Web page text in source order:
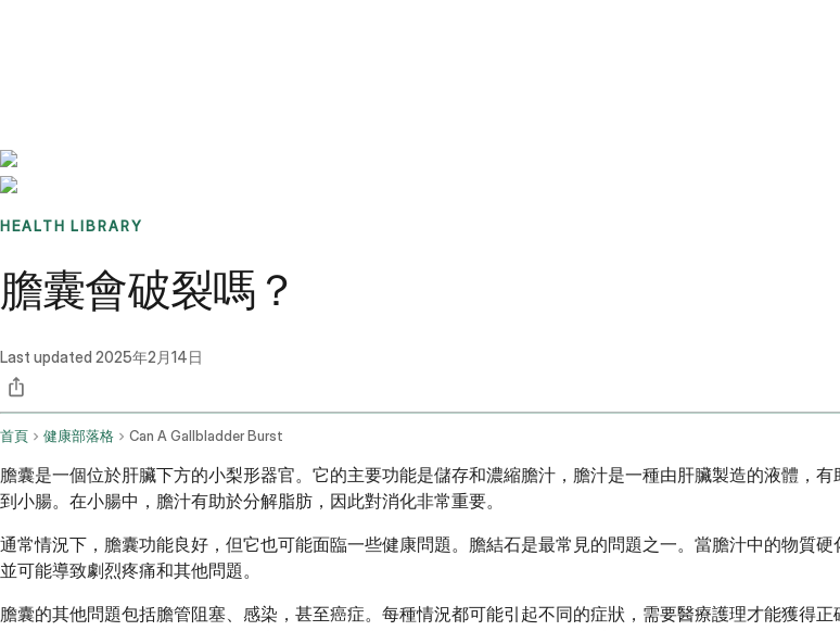
HEALTH LIBRARY
膽囊會破裂嗎？
Last updated 2025年2月14日
首頁 健康部落格 Can A Gallbladder Burst
膽囊是一個位於肝臟下方的小梨形器官。它的主要功能是儲存和濃縮膽汁，膽汁是一種由肝臟製造的液體，
到小腸。在小腸中，膽汁有助於分解脂肪，因此對消化非常重要。
通常情況下，膽囊功能良好，但它也可能面臨一些健康問題。膽結石是最常見的問題之一。當膽汁中的物質
並可能導致劇烈疼痛和其他問題。
膽囊的其他問題包括膽管阻塞、感染，甚至癌症。每種情況都可能引起不同的症狀，需要醫療護理才能獲得